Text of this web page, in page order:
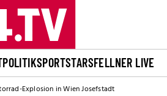
POLITIKSPORTSTARSFELLNER LIVE
Explosion in Wien Josefstadt